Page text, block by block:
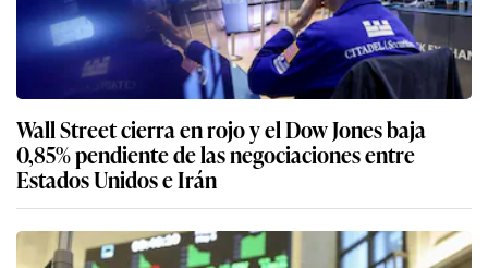
Wall Street cierra en rojo y el Dow Jones baja
0,85% pendiente de las negociaciones entre
Estados Unidos e Irán